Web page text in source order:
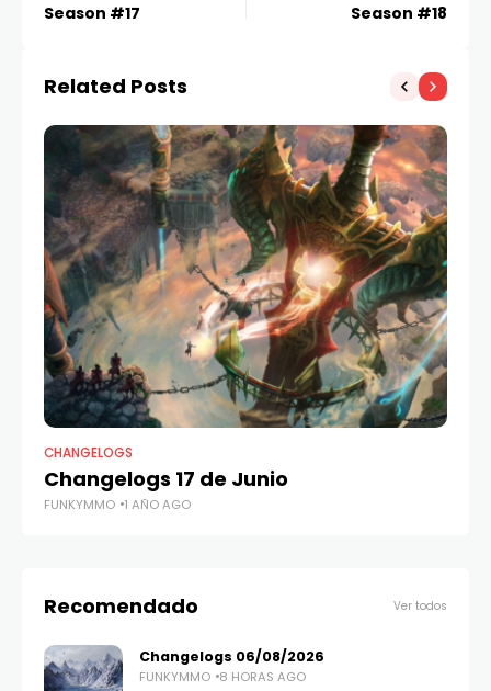
Season #17
Season #18
Related Posts
CHANGELOGS
Changelogs 17 de Junio
FUNKYMMO 1 AÑO AGO
Recomendado Ver todos
Changelogs 06/08/2026
FUNKYMMO 8 HORAS AGO